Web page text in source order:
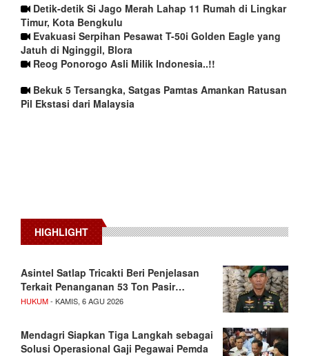
Detik-detik Si Jago Merah Lahap 11 Rumah di Lingkar
Timur, Kota Bengkulu
Evakuasi Serpihan Pesawat T-50i Golden Eagle yang
Jatuh di Nginggil, Blora
Reog Ponorogo Asli Milik Indonesia..!!
Bekuk 5 Tersangka, Satgas Pamtas Amankan Ratusan
Pil Ekstasi dari Malaysia
HIGHLIGHT
Asintel Satlap Tricakti Beri Penjelasan
Terkait Penanganan 53 Ton Pasir…
HUKUM- KAMIS, 6 AGU 2026
Mendagri Siapkan Tiga Langkah sebagai
Solusi Operasional Gaji Pegawai Pemda